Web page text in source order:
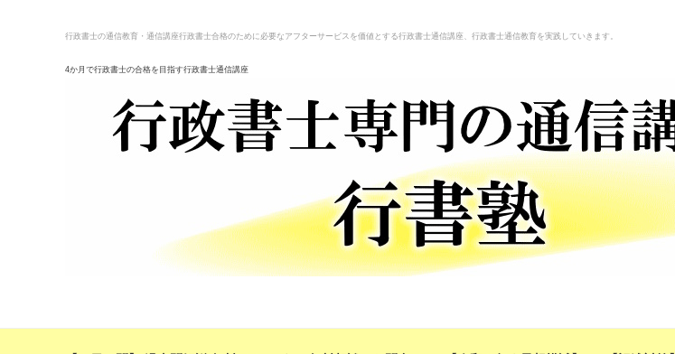
行政書士の通信教育・通信講座行政書士合格のために必要なアフターサービスを価値とする行政書士通信講座、行政書士通信教育を実践していきます。
4か月で行政書士の合格を目指す行政書士通信講座